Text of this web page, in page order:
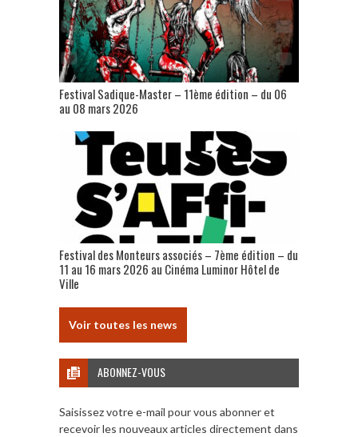
Festival Sadique-Master – 11ème édition – du 06
au 08 mars 2026
Festival des Monteurs associés – 7ème édition – du
11 au 16 mars 2026 au Cinéma Luminor Hôtel de
Ville
Voir toutes les news
ABONNEZ-VOUS
Saisissez votre e-mail pour vous abonner et
recevoir les nouveaux articles directement dans